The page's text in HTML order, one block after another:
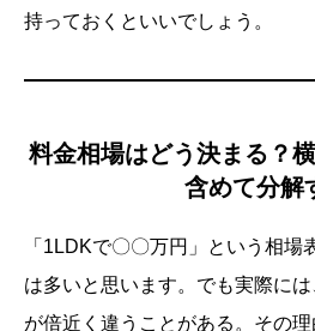
持っておくといいでしょう。
料金相場はどう決まる？
含めて分解
「1LDKで〇〇万円」という相場
は多いと思います。でも実際に
が倍近く違うことがある。その理